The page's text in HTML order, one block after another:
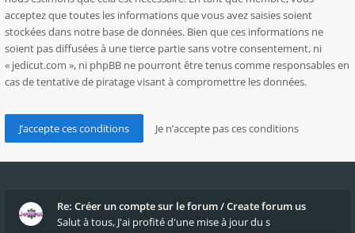
acceptez que toutes les informations que vous avez saisies soient
stockées dans notre base de données. Bien que ces informations ne
soient pas diffusées à une tierce partie sans votre consentement, ni
« jedicut.com », ni phpBB ne pourront être tenus comme responsables en
cas de tentative de piratage visant à compromettre les données.
Re: Créer un compte sur le forum / Create forum us
Salut à tous, J'ai profité d'une mise à jour du s